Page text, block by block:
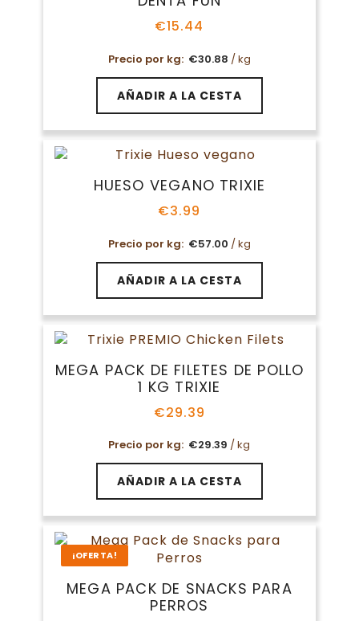
€15.44
Precio por kg: €30.88 / kg
AÑADIR A LA CESTA
HUESO VEGANO TRIXIE
€3.99
Precio por kg: €57.00 / kg
AÑADIR A LA CESTA
MEGA PACK DE FILETES DE POLLO
1 KG TRIXIE
€29.39
Precio por kg: €29.39 / kg
AÑADIR A LA CESTA
¡OFERTA!
MEGA PACK DE SNACKS PARA
PERROS